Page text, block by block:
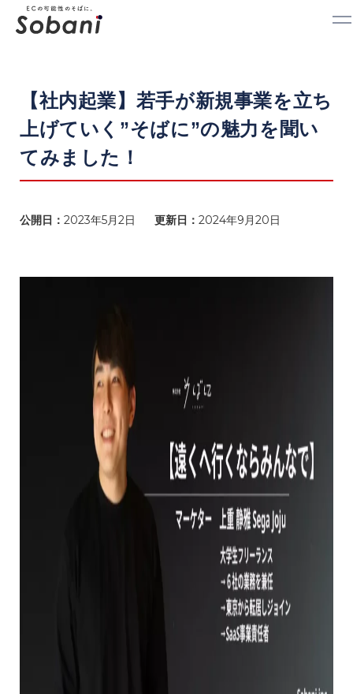
ミッション
VALUE
SERVICE
サービス紹介
【社内起業】若手が新規事業を立ち
上げていく”そばに”の魅力を聞い
てみました！
公開日： 2023年5月2日 更新日： 2024年9月20日